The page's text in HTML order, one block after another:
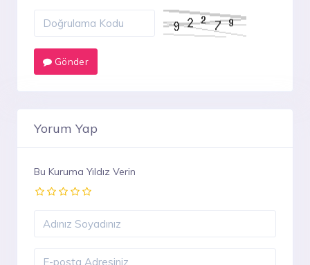
Gönder
Yorum Yap
Bu Kuruma Yıldız Verin